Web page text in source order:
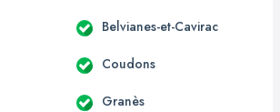
Belvianes-et-Cavirac
Coudons
Granès